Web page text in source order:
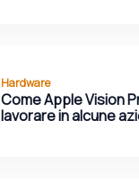
Hardware
Come Apple Vision
lavorare in alcune